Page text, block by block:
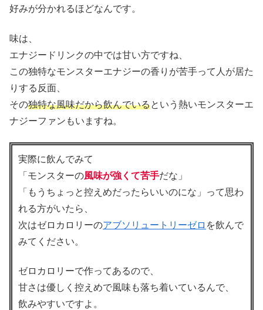
好みが分かれるほどなんです。
味は、
エナジードリンクの中では甘い方ですね、
この独特なモンスターエナジーの香りが苦手って人が居た
りする反面、
その独特な風味だから飲んでいるという熱いモンスターエ
ナジーファンもいますね。
実際に飲んでみて
「モンスターの風味が強くて苦手だな」
「もうちょっと控えめだったらいいのにな」って思わ
れる方がいたら、
次はゼロカロリーのアブソリュートリーゼロ を飲んで
みてください。
ゼロカロリーで作ってあるので、
甘さは優しく控えめで風味も落ち着いているんで、
飲みやすいですよ。